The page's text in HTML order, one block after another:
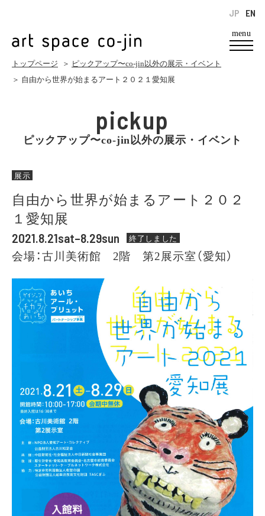
menu
EN
JP
トップページ ＞ ピックアップ〜co-jin以外の展示・イベント
＞ 自由から世界が始まるアート２０２１愛知展
pickup
ピックアップ〜co-jin以外の展示・イベント
展示
自由から世界が始まるアート２０２
１愛知展
2021.8.21sat–8.29sun 終了しました
会場：古川美術館 2階 第2展示室（愛知）